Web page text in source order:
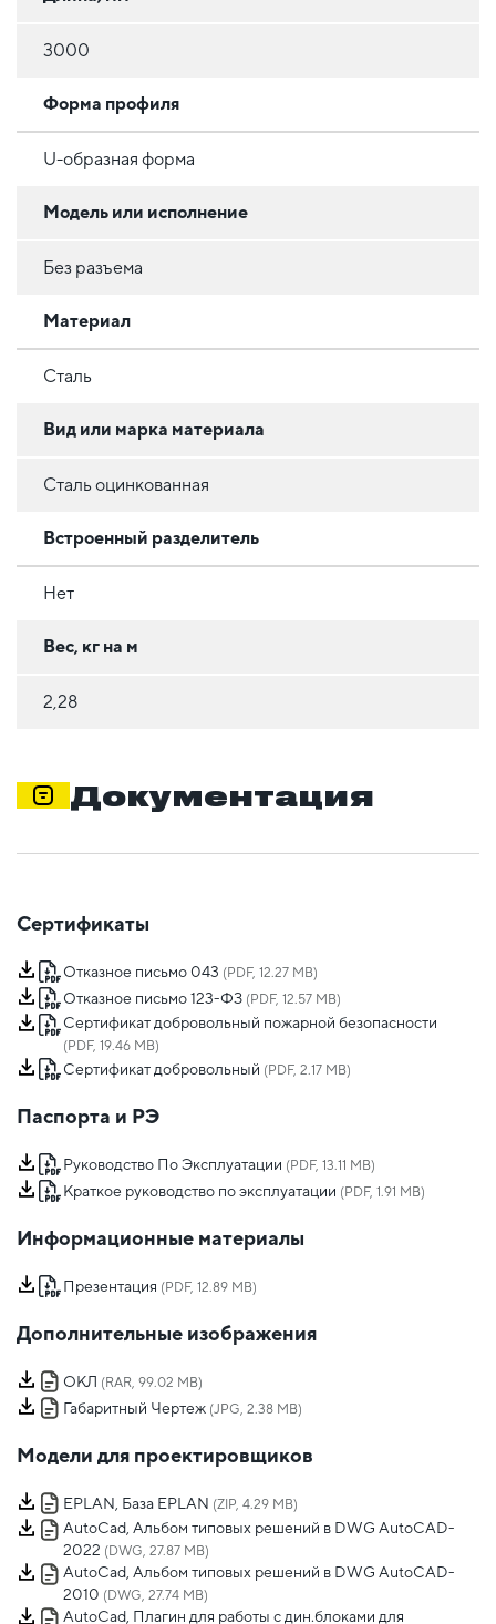
3000
Форма профиля
U-образная форма
Модель или исполнение
Без разъема
Материал
Сталь
Вид или марка материала
Сталь оцинкованная
Встроенный разделитель
Нет
Вес, кг на м
2,28
Документация
Сертификаты
Отказное письмо 043 (PDF, 12.27 MB)
Отказное письмо 123-ФЗ (PDF, 12.57 MB)
Сертификат добровольный пожарной безопасности
(PDF, 19.46 MB)
Сертификат добровольный (PDF, 2.17 MB)
Паспорта и РЭ
Руководство По Эксплуатации (PDF, 13.11 MB)
Краткое руководство по эксплуатации (PDF, 1.91 MB)
Информационные материалы
Презентация (PDF, 12.89 MB)
Дополнительные изображения
ОКЛ (RAR, 99.02 MB)
Габаритный Чертеж (JPG, 2.38 MB)
Модели для проектировщиков
EPLAN, База EPLAN (ZIP, 4.29 MB)
AutoCad, Альбом типовых решений в DWG AutoCAD-
2022 (DWG, 27.87 MB)
AutoCad, Альбом типовых решений в DWG AutoCAD-
2010 (DWG, 27.74 MB)
AutoCad, Плагин для работы с дин.блоками для